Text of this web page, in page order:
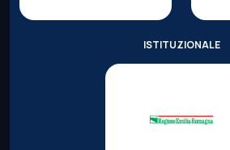
ISTITUZIONALE